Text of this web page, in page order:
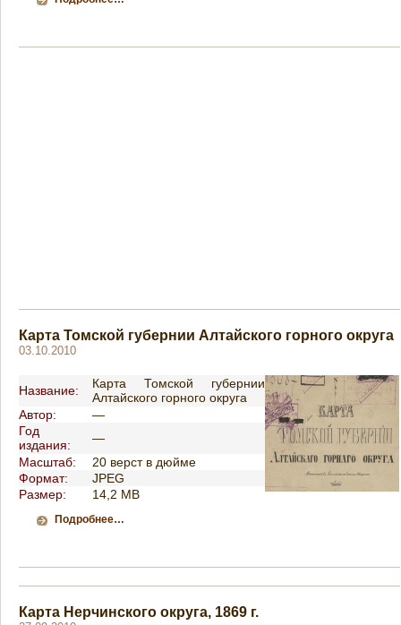
Карта Томской губернии Алтайского горного округа
03.10.2010
Название:
Карта Томской губернии
Алтайского горного округа
Автор:
—
Год
издания:
—
Масштаб:
20 верст в дюйме
Формат:
JPEG
Размер:
14,2 MB
Подробнее…
Карта Нерчинского округа, 1869 г.